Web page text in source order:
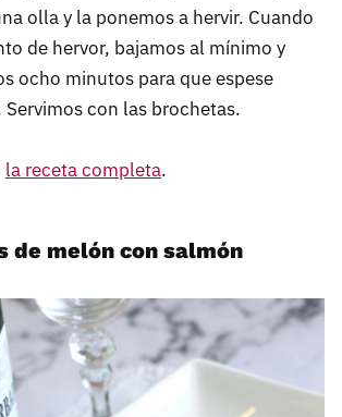
olla y la ponemos a hervir. Cuando
de hervor, bajamos al mínimo y
ocho minutos para que espese
con las brochetas.
la receta completa.
de melón con salmón